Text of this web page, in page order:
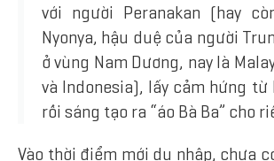
với người Peranakan (hay
Nyonya, hậu duệ của người
ở vùng Nam Dương, nay là
và Indonesia), lấy cảm hứng từ
rồi sáng tạo ra “áo Bà Ba” cho
Vào thời điểm mới du nhập, chưa